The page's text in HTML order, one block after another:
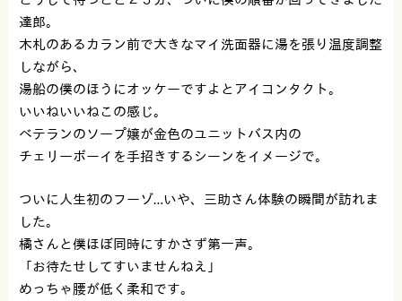
達郎。
木札のあるカラン前で大きなマイ洗面器に湯を張り温度調整
しながら、
湯船の僕のほうにオッケーですよとアイコンタクト。
いいねいいねこの感じ。
ベテランのソープ嬢が金色のユニットバス内の
チェリーボーイを手招きするシーンをイメージで。
ついに人生初のフーゾ…いや、三助さん体験の瞬間が訪れま
した。
橘さんと僕ほぼ同時にすかさず第一声。
「お待たせしてすいませんねえ」
めっちゃ腰が低く柔和です。